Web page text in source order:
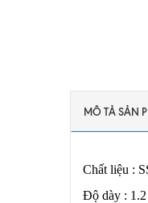
MÔ TẢ SẢN
Chất liệu :
Độ dày : 1.2